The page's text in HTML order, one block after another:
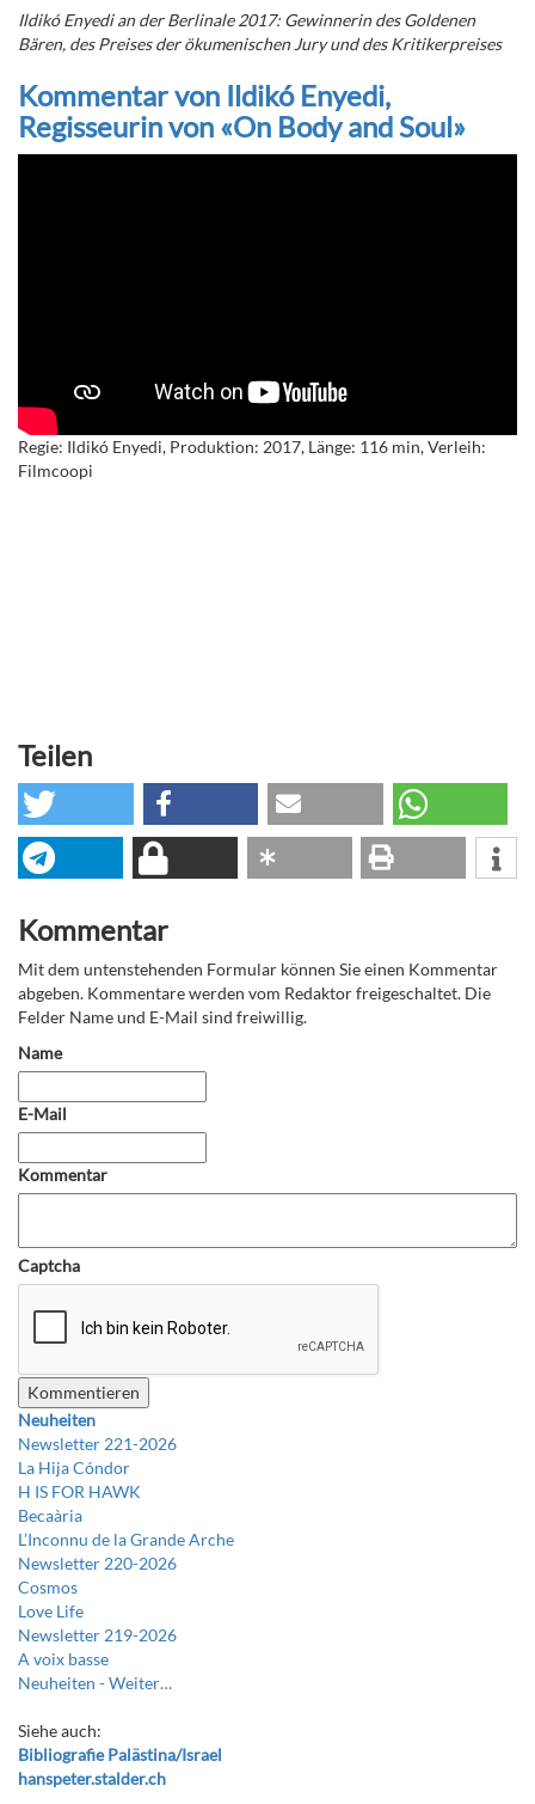
Ildikó Enyedi an der Berlinale 2017: Gewinnerin des Goldenen
Bären, des Preises der ökumenischen Jury und des Kritikerpreises
Kommentar von Ildikó Enyedi,
Regisseurin von «On Body and Soul»
Regie: Ildikó Enyedi, Produktion: 2017, Länge: 116 min, Verleih:
Filmcoopi
Teilen
Kommentar
Mit dem untenstehenden Formular können Sie einen Kommentar
abgeben. Kommentare werden vom Redaktor freigeschaltet. Die
Felder Name und E-Mail sind freiwillig.
Name
E-Mail
Kommentar
Captcha
Neuheiten
Newsletter 221-2026
La Hija Cóndor
H IS FOR HAWK
Becaària
L’Inconnu de la Grande Arche
Newsletter 220-2026
Cosmos
Love Life
Newsletter 219-2026
A voix basse
Neuheiten -Weiter…
Siehe auch:
Bibliografie Palästina/Israel
hanspeter.stalder.ch